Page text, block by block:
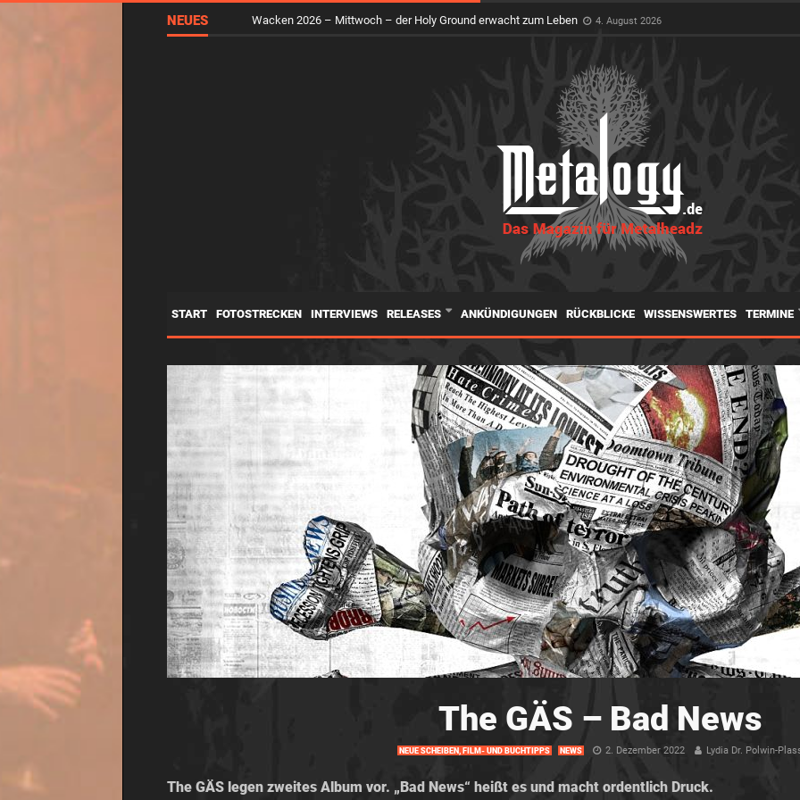
NEUES Wacken 2026 – Mittwoch – der Holy Ground erwacht zum Leben 4. August 2026
RUNGHOLT – Virtuelle Kunst feiert Premiere auf dem Wacken Open Air
START FOTOSTRECKEN INTERVIEWS RELEASES ANKÜNDIGUNGEN RÜCKBLICKE WISSENSWERTES TERMINE
The GÄS – Bad News
NEUE SCHEIBEN, FILM- UND BUCHTIPPS NEWS 2. Dezember 2022 Lydia Dr. Polwin-
The GÄS legen zweites Album vor. „Bad News“ heißt es und macht ordentlich Druck.